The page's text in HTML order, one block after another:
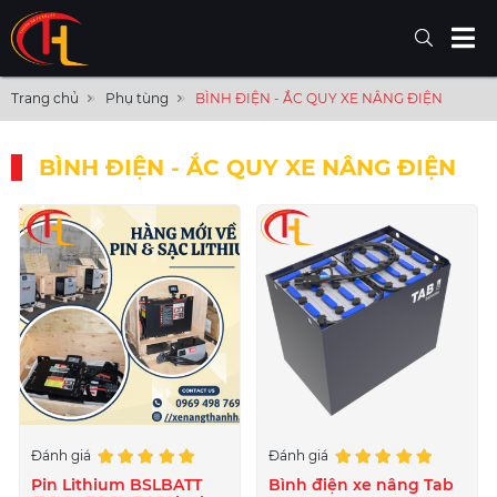
Trang chủ Phụ tùng BÌNH ĐIỆN - ẮC QUY XE NÂNG ĐIỆN
BÌNH ĐIỆN - ẮC QUY XE NÂNG ĐIỆN
Đánh giá
Pin Lithium BSLBATT
Đánh giá
Bình điện xe nâng Tab